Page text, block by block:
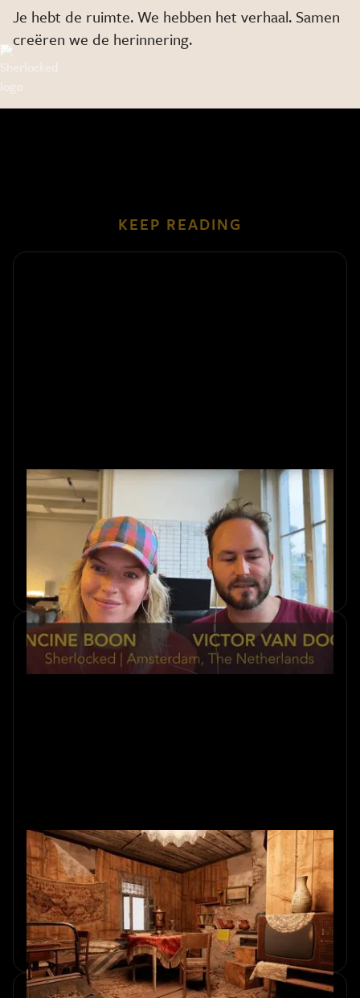
Je hebt de ruimte. We hebben het verhaal. Samen
creëren we de herinnering.
KEEP READING
Tien jaar later: hoe wij naar
immersie kijken
Tien jaar escape rooms in Amsterdam. Medeoprichters
Francine en Victor over wat een decennium meeslepend
design er van binnenuit uitziet.
Achter de schermen: de wereld
van Escape Room Design
Leer hoe escape rooms worden ontworpen met complexe
puzzels en verhalen voor een meeslepende beleving.